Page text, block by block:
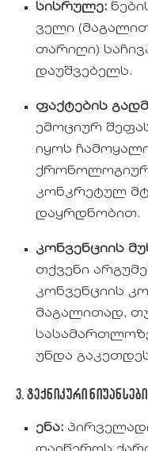
სისრულე:
ველი
თარიღი)
დაუშვებელს.
ფაქტების
ემოციურ
იყოს
კონკრეტულ
დაყრდნობით.
კონვენციის
თქვენი
კონვენციის
მაგალითად,
უნდა
3. ტექნიკური
ენა: